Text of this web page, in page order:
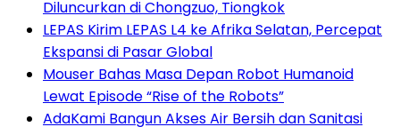
Diluncurkan di Chongzuo, Tiongkok
LEPAS Kirim LEPAS L4 ke Afrika Selatan, Percepat
Ekspansi di Pasar Global
Mouser Bahas Masa Depan Robot Humanoid
Lewat Episode “Rise of the Robots”
AdaKami Bangun Akses Air Bersih dan Sanitasi